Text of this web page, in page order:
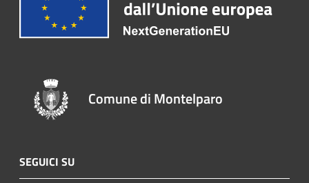
Comune di Montelparo
SEGUICI SU